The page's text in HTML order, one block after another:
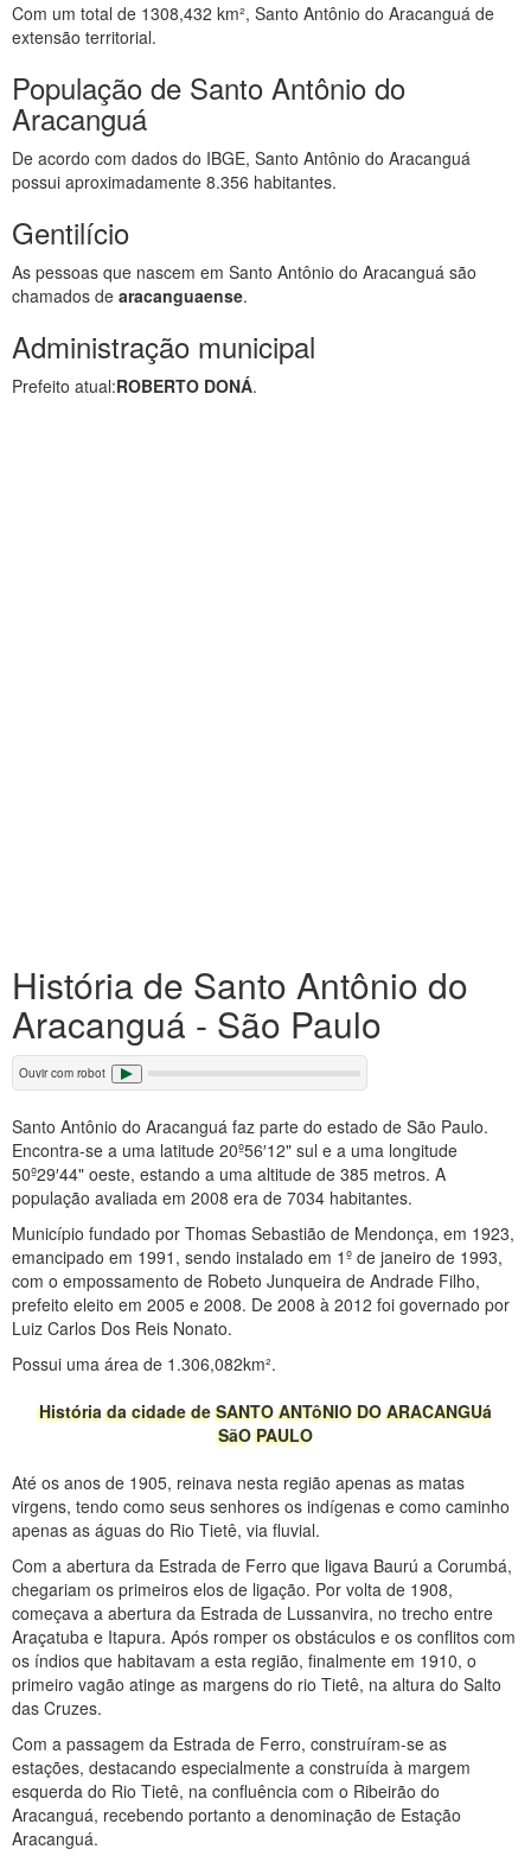
Com um total de 1308,432 km², Santo Antônio do Aracanguá de
extensão territorial.
População de Santo Antônio do
Aracanguá
De acordo com dados do IBGE, Santo Antônio do Aracanguá
possui aproximadamente 8.356 habitantes.
Gentilício
As pessoas que nascem em Santo Antônio do Aracanguá são
chamados de aracanguaense.
Administração municipal
Prefeito atual:ROBERTO DONÁ.
História de Santo Antônio do
Aracanguá - São Paulo
Ouvir com robot
Santo Antônio do Aracanguá faz parte do estado de São Paulo.
Encontra-se a uma latitude 20º56′12" sul e a uma longitude
50º29′44" oeste, estando a uma altitude de 385 metros. A
população avaliada em 2008 era de 7034 habitantes.
Município fundado por Thomas Sebastião de Mendonça, em 1923,
emancipado em 1991, sendo instalado em 1º de janeiro de 1993,
com o empossamento de Robeto Junqueira de Andrade Filho,
prefeito eleito em 2005 e 2008. De 2008 à 2012 foi governado por
Luiz Carlos Dos Reis Nonato.
Possui uma área de 1.306,082km².
História da cidade de SANTO ANTôNIO DO ARACANGUá
SãO PAULO
Até os anos de 1905, reinava nesta região apenas as matas
virgens, tendo como seus senhores os indígenas e como caminho
apenas as águas do Rio Tietê, via fluvial.
Com a abertura da Estrada de Ferro que ligava Baurú a Corumbá,
chegariam os primeiros elos de ligação. Por volta de 1908,
começava a abertura da Estrada de Lussanvira, no trecho entre
Araçatuba e Itapura. Após romper os obstáculos e os conflitos com
os índios que habitavam a esta região, finalmente em 1910, o
primeiro vagão atinge as margens do rio Tietê, na altura do Salto
das Cruzes.
Com a passagem da Estrada de Ferro, construíram-se as
estações, destacando especialmente a construída à margem
esquerda do Rio Tietê, na confluência com o Ribeirão do
Aracanguá, recebendo portanto a denominação de Estação
Aracanguá.